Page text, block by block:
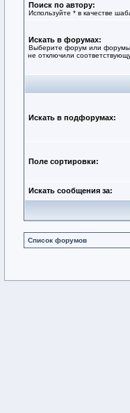
Поиск по автору:
Используйте * в качестве
Искать в форумах:
Выберите форум или форумы,
не отключили
Искать в подфорумах:
Поле сортировки:
Искать сообщения за:
Список форумов